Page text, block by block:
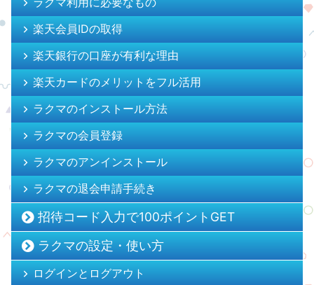
楽天会員IDの取得
楽天銀行の口座が有利な理由
楽天カードのメリットをフル活用
ラクマのインストール方法
ラクマの会員登録
ラクマのアンインストール
ラクマの退会申請手続き
招待コード入力で100ポイントGET
ラクマの設定・使い方
ログインとログアウト